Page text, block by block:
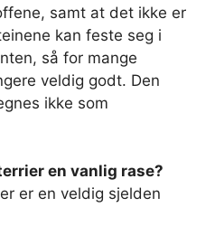
samt at det ikke er
kan feste seg i
så for mange
veldig godt. Den
ikke som
en vanlig rase?
er en veldig sjelden